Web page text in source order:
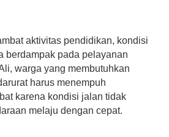
aktivitas pendidikan, kondisi
berdampak pada pelayanan
warga yang membutuhkan
harus menempuh
karena kondisi jalan tidak
melaju dengan cepat.